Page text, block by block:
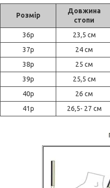
Розмір
Довжина
стопи
36р
23,5 см
37р
24 см
38р
25 см
39р
25,5 см
40р
26 см
41р
26,5- 27 см